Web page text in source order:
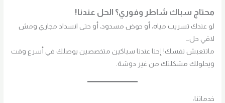
محتاج سباك شاطر وفوري؟ الحل عندنا!
لو عندك تسريب مياه، أو حوض مسدود، أو حتى انسداد مجاري ومش
لاقي حل…
ماتتعبش نفسك! إحنا عندنا سباكين متخصصين يوصلك في أسرع وقت
ويحلولك مشكلتك من غير دوشة.
خدماتنا: